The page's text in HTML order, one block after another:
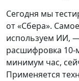
Сегодня мы
от «Сбера».
используем ИИ,
расшифровка 10-
минимум час,
Применяется